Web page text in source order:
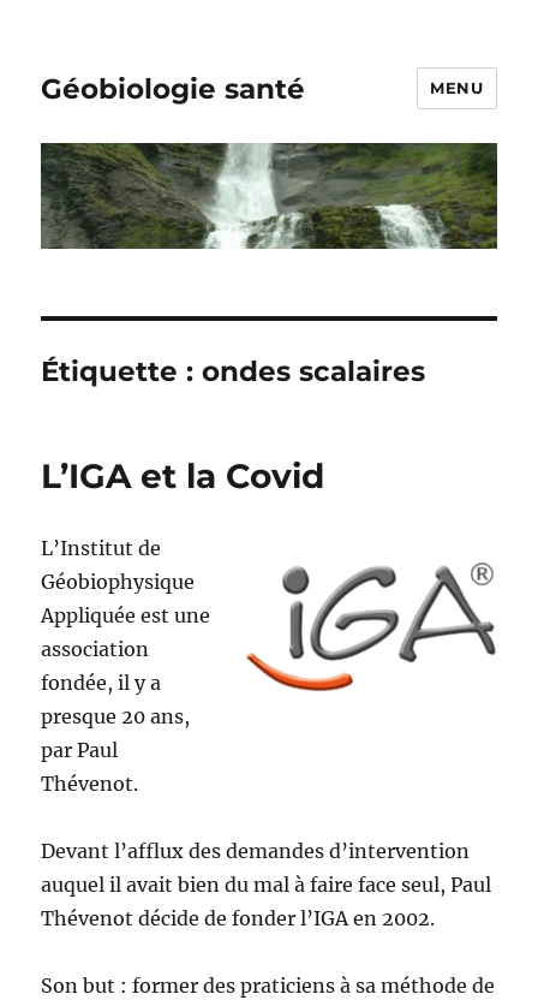
Géobiologie santé MENU
Étiquette :ondes scalaires
L’IGA et la Covid
L’Institut de
Géobiophysique
Appliquée est une
association
fondée, il y a
presque 20 ans,
par Paul
Thévenot.
Devant l’afflux des demandes d’intervention
auquel il avait bien du mal à faire face seul, Paul
Thévenot décide de fonder l’IGA en 2002.
Son but : former des praticiens à sa méthode de